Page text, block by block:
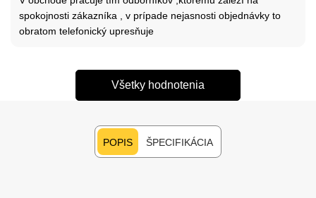
spokojnosti zákazníka , v prípade nejasnosti objednávky to
obratom telefonický upresňuje
Všetky hodnotenia
POPIS ŠPECIFIKÁCIA